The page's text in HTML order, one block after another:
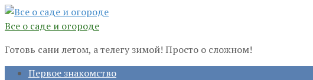
Перейти
к
Все о саде и огороде
Готовь сани летом, а телегу зимой! Просто о сложном!
Первое знакомство